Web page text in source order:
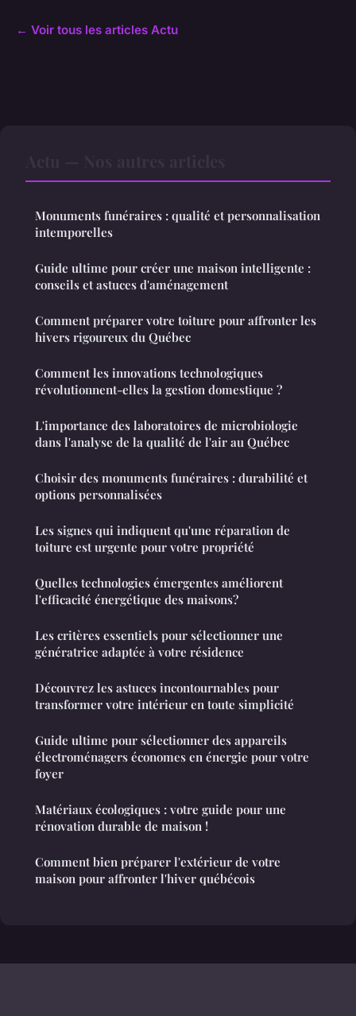
← Voir tous les articles Actu
Monuments funéraires : qualité et personnalisation
intemporelles
Guide ultime pour créer une maison intelligente :
conseils et astuces d'aménagement
Comment préparer votre toiture pour affronter les
hivers rigoureux du Québec
Comment les innovations technologiques
révolutionnent-elles la gestion domestique ?
L'importance des laboratoires de microbiologie
dans l'analyse de la qualité de l'air au Québec
Choisir des monuments funéraires : durabilité et
options personnalisées
Les signes qui indiquent qu'une réparation de
toiture est urgente pour votre propriété
Quelles technologies émergentes améliorent
l'efficacité énergétique des maisons?
Les critères essentiels pour sélectionner une
génératrice adaptée à votre résidence
Découvrez les astuces incontournables pour
transformer votre intérieur en toute simplicité
Guide ultime pour sélectionner des appareils
électroménagers économes en énergie pour votre
foyer
Matériaux écologiques : votre guide pour une
rénovation durable de maison !
Comment bien préparer l'extérieur de votre
maison pour affronter l'hiver québécois